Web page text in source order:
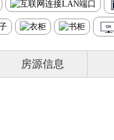
房源信息